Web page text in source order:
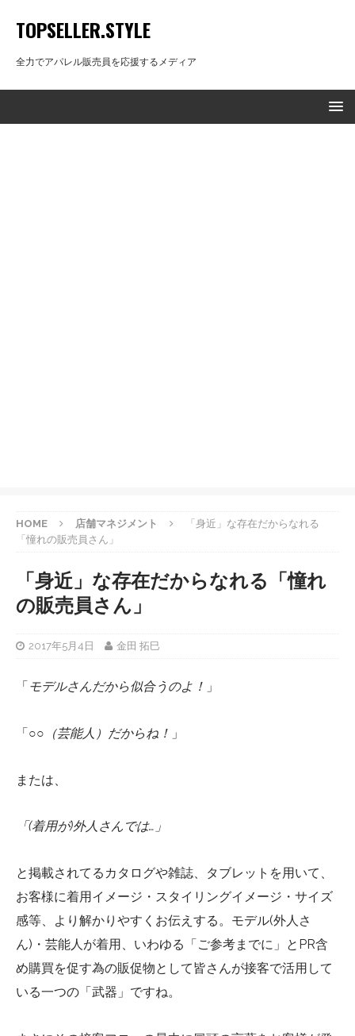
TOPSELLER.STYLE
全力でアパレル販売員を応援するメディア
HOME 店舗マネジメント
「身近」な存在だからなれる
「憧れの販売員さん」
「身近」な存在だからなれる「憧れ
の販売員さん」
2017年5月4日 金田 拓巳
「モデルさんだから似合うのよ！ 」
「○○（芸能人）だからね！ 」
または、
「(着用が)外人さんでは…」
と掲載されてるカタログや雑誌、タブレットを用いて、
お客様に着用イメージ・スタイリングイメージ・サイズ
感等、より解かりやすくお伝えする。モデル(外人さ
ん)・芸能人が着用、いわゆる「ご参考までに」とPR含
め購買を促す為の販促物として皆さんが接客で活用して
いる一つの「武器」ですね。